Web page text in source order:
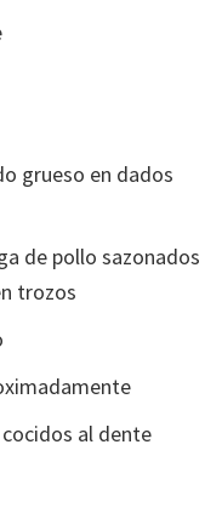
grueso en dados
de pollo sazonados
trozos
al dente